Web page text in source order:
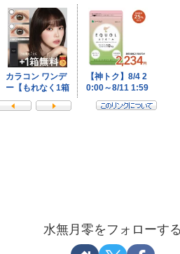
水無月零をフォローする